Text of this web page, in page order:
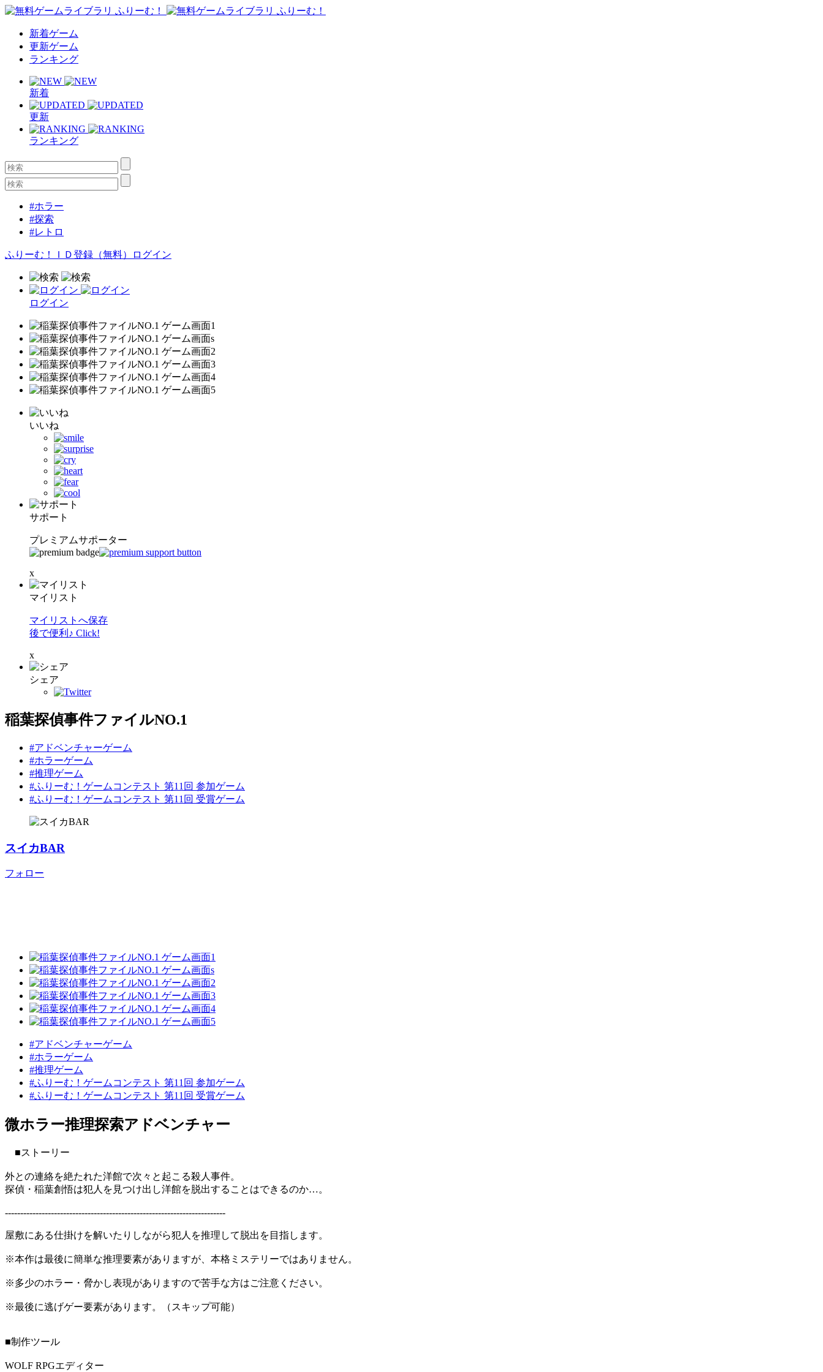
新着ゲーム
更新ゲーム
ランキング
新着
更新
ランキング
#ホラー
#探索
#レトロ
ふりーむ！ＩＤ登録（無料） ログイン
ログイン
いいね
サポート
プレミアムサポーター
x
マイリスト
マイリストへ保存
後で便利♪ Click!
x
シェア
稲葉探偵事件ファイルNO.1
#アドベンチャーゲーム
#ホラーゲーム
#推理ゲーム
#ふりーむ！ゲームコンテスト 第11回 参加ゲーム
#ふりーむ！ゲームコンテスト 第11回 受賞ゲーム
スイカBAR
フォロー
#アドベンチャーゲーム
#ホラーゲーム
#推理ゲーム
#ふりーむ！ゲームコンテスト 第11回 参加ゲーム
#ふりーむ！ゲームコンテスト 第11回 受賞ゲーム
微ホラー推理探索アドベンチャー
■ストーリー
外との連絡を絶たれた洋館で次々と起こる殺人事件。
探偵・稲葉創悟は犯人を見つけ出し洋館を脱出することはできるのか…。
------------------------------------------------------------------------
屋敷にある仕掛けを解いたりしながら犯人を推理して脱出を目指します。
※本作は最後に簡単な推理要素がありますが、本格ミステリーではありません。
※多少のホラー・脅かし表現がありますので苦手な方はご注意ください。
※最後に逃げゲー要素があります。（スキップ可能）
■制作ツール
WOLF RPGエディター